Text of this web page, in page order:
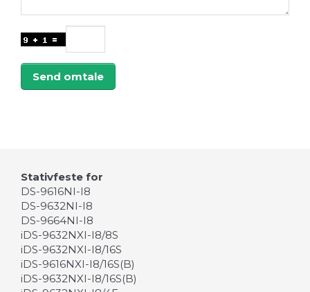
Send omtale
Stativfeste for
DS-9616NI-I8
DS-9632NI-I8
DS-9664NI-I8
iDS-9632NXI-I8/8S
iDS-9632NXI-I8/16S
iDS-9616NXI-I8/16S(B)
iDS-9632NXI-I8/16S(B)